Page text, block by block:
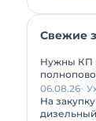
Свежие
Нужны КП
06.08.26
На